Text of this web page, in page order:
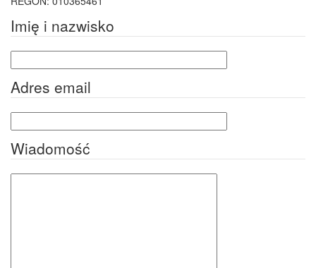
Imię i nazwisko
Adres email
Wiadomość